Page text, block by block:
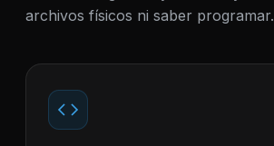
archivos físicos ni saber programar.